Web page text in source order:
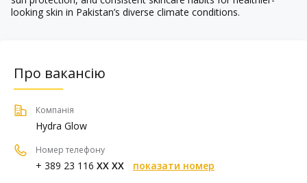
looking skin in Pakistan’s diverse climate conditions.
Про вакансію
Компанія
Hydra Glow
Номер телефону
+ 389 23 116 XX XX показати номер